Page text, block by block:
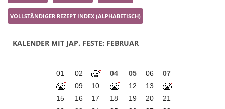
VOLLSTÄNDIGER REZEPT INDEX (ALPHABETISCH)
KALENDER MIT JAP. FESTE: FEBRUAR
01 02 04 05 06
07
09
10 12
13
15
16 17 18 19 20
21